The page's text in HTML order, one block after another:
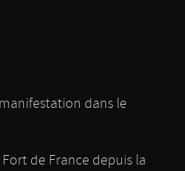
dans le
de France depuis la